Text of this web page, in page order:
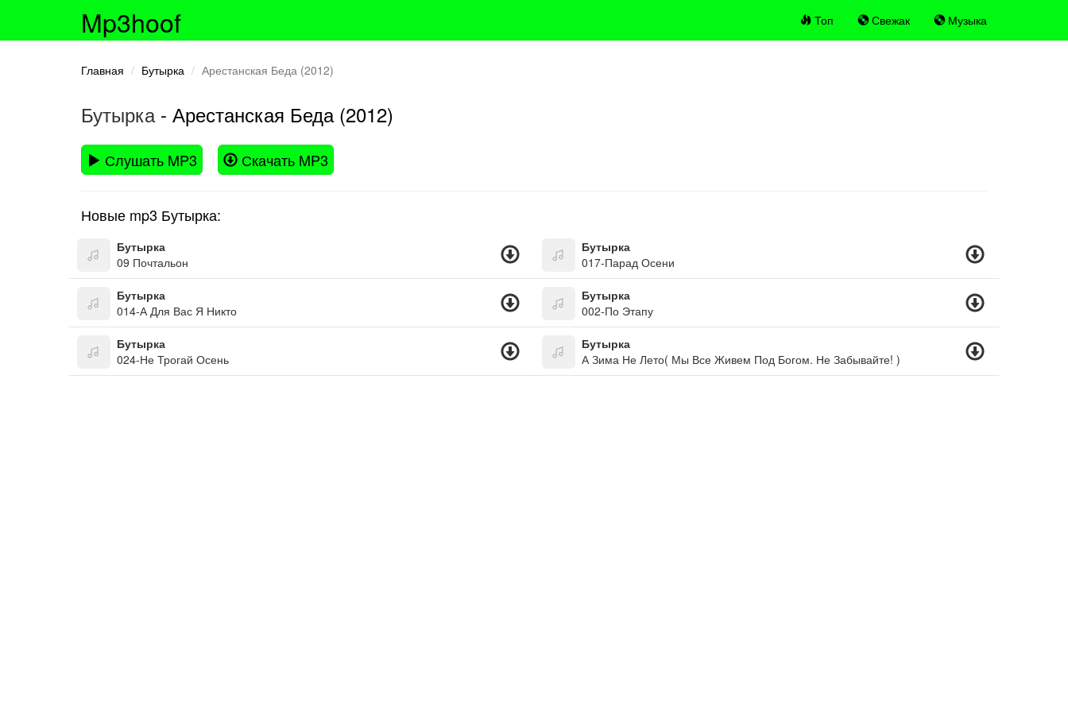
Mp3hoof Топ Свежак Музыка
Главная Бутырка Арестанская Беда (2012)
Бутырка- Арестанская Беда (2012)
Слушать MP3 Скачать MP3
Новые mp3 Бутырка:
Бутырка
09 Почтальон
Бутырка
017-Парад Осени
Бутырка
014-А Для Вас Я Никто
Бутырка
002-По Этапу
Бутырка
024-Не Трогай Осень
Бутырка
А Зима Не Лето( Мы Все Живем Под Богом. Не Забывайте! )